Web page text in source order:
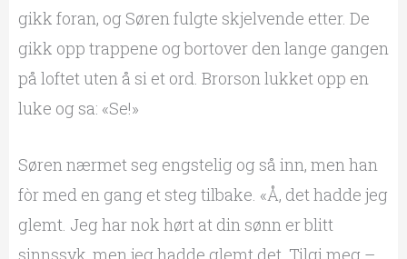
gikk foran, og Søren fulgte skjelvende etter. De
gikk opp trappene og bortover den lange gangen
på loftet uten å si et ord. Brorson lukket opp en
luke og sa: «Se!»
Søren nærmet seg engstelig og så inn, men han
fòr med en gang et steg tilbake. «Å, det hadde jeg
glemt. Jeg har nok hørt at din sønn er blitt
sinnssyk, men jeg hadde glemt det. Tilgi meg –